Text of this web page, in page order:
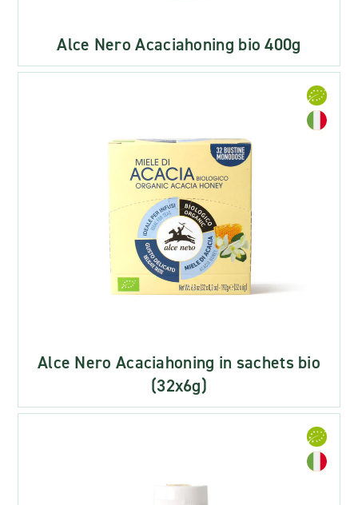
Alce Nero Acaciahoning bio 400g
Alce Nero Acaciahoning in sachets bio
(32x6g)